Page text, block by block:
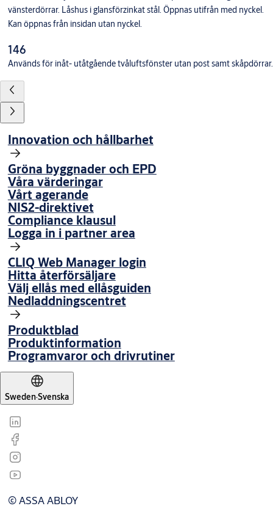
vänsterdörrar. Låshus i glansförzinkat stål. Öppnas utifrån med nyckel.
Kan öppnas från insidan utan nyckel.
146
Används för inåt- utåtgående tvåluftsfönster utan post samt skåpdörrar.
Innovation och hållbarhet
Gröna byggnader och EPD
Våra värderingar
Vårt agerande
NIS2-direktivet
Compliance klausul
Logga in i partner area
CLIQ Web Manager login
Hitta återförsäljare
Välj ellås med ellåsguiden
Nedladdningscentret
Produktblad
Produktinformation
Programvaror och drivrutiner
Sweden·Svenska
© ASSA ABLOY